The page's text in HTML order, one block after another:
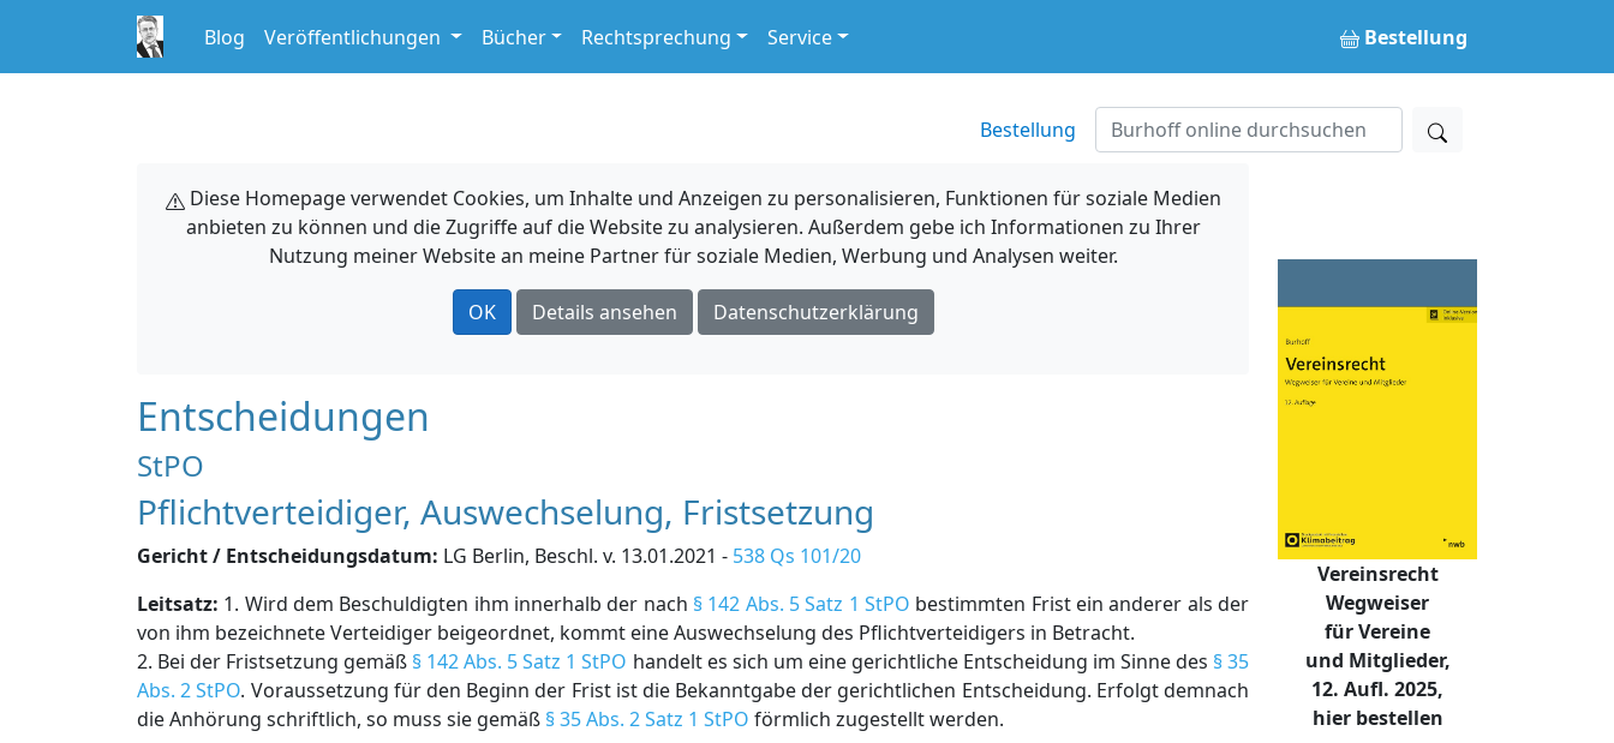
Blog Veröffentlichungen Bücher Rechtsprechung Service Bestellung
Bestellung
Diese Homepage verwendet Cookies, um Inhalte und Anzeigen zu personalisieren, Funktionen für soziale Medien
anbieten zu können und die Zugriffe auf die Website zu analysieren. Außerdem gebe ich Informationen zu Ihrer
Nutzung meiner Website an meine Partner für soziale Medien, Werbung und Analysen weiter.
OK Details ansehen Datenschutzerklärung
Entscheidungen
StPO
Pflichtverteidiger, Auswechselung, Fristsetzung
Gericht / Entscheidungsdatum: LG Berlin, Beschl. v. 13.01.2021 - 538 Qs 101/20
Leitsatz: 1. Wird dem Beschuldigten ihm innerhalb der nach § 142 Abs. 5 Satz 1 StPO bestimmten Frist ein anderer als der
von ihm bezeichnete Verteidiger beigeordnet, kommt eine Auswechselung des Pflichtverteidigers in Betracht.
2. Bei der Fristsetzung gemäß § 142 Abs. 5 Satz 1 StPO handelt es sich um eine gerichtliche Entscheidung im Sinne des § 35
Abs. 2 StPO. Voraussetzung für den Beginn der Frist ist die Bekanntgabe der gerichtlichen Entscheidung. Erfolgt demnach
die Anhörung schriftlich, so muss sie gemäß § 35 Abs. 2 Satz 1 StPO förmlich zugestellt werden.
Vereinsrecht
Wegweiser
für Vereine
und Mitglieder,
12. Aufl. 2025,
hier bestellen